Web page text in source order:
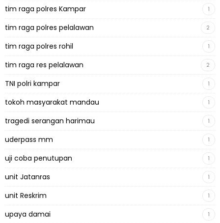
tim raga polres Kampar 1
tim raga polres pelalawan 2
tim raga polres rohil 1
tim raga res pelalawan 2
TNI polri kampar 1
tokoh masyarakat mandau 1
tragedi serangan harimau 1
uderpass mm 1
uji coba penutupan 1
unit Jatanras 1
unit Reskrim 1
upaya damai 1